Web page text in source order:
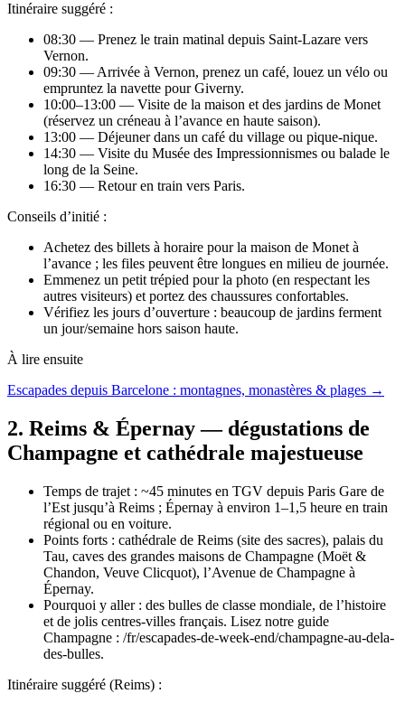
Itinéraire suggéré :
08:30 — Prenez le train matinal depuis Saint‑Lazare vers
Vernon.
09:30 — Arrivée à Vernon, prenez un café, louez un vélo ou
empruntez la navette pour Giverny.
10:00–13:00 — Visite de la maison et des jardins de Monet
(réservez un créneau à l’avance en haute saison).
13:00 — Déjeuner dans un café du village ou pique‑nique.
14:30 — Visite du Musée des Impressionnismes ou balade le
long de la Seine.
16:30 — Retour en train vers Paris.
Conseils d’initié :
Achetez des billets à horaire pour la maison de Monet à
l’avance ; les files peuvent être longues en milieu de journée.
Emmenez un petit trépied pour la photo (en respectant les
autres visiteurs) et portez des chaussures confortables.
Vérifiez les jours d’ouverture : beaucoup de jardins ferment
un jour/semaine hors saison haute.
À lire ensuite
Escapades depuis Barcelone : montagnes, monastères & plages →
2. Reims & Épernay — dégustations de
Champagne et cathédrale majestueuse
Temps de trajet : ~45 minutes en TGV depuis Paris Gare de
l’Est jusqu’à Reims ; Épernay à environ 1–1,5 heure en train
régional ou en voiture.
Points forts : cathédrale de Reims (site des sacres), palais du
Tau, caves des grandes maisons de Champagne (Moët &
Chandon, Veuve Clicquot), l’Avenue de Champagne à
Épernay.
Pourquoi y aller : des bulles de classe mondiale, de l’histoire
et de jolis centres‑villes français. Lisez notre guide
Champagne : /fr/escapades-de-week-end/champagne-au-dela-
des-bulles.
Itinéraire suggéré (Reims) :